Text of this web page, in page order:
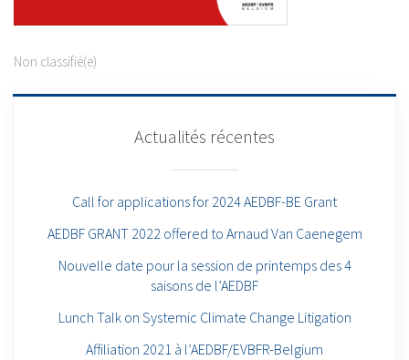
Non classifié(e)
Actualités récentes
Call for applications for 2024 AEDBF-BE Grant
AEDBF GRANT 2022 offered to Arnaud Van Caenegem
Nouvelle date pour la session de printemps des 4
saisons de l’AEDBF
Lunch Talk on Systemic Climate Change Litigation
Affiliation 2021 à l’AEDBF/EVBFR-Belgium